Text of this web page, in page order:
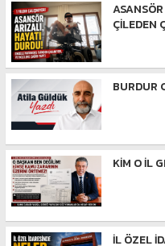
ÇİLEDEN
BURDUR
KİM O İL
İL ÖZEL